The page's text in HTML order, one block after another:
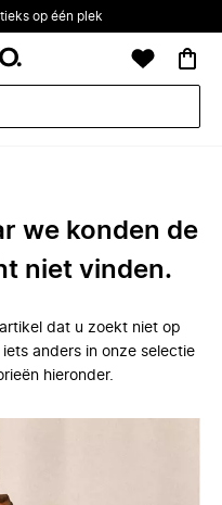
op één plek
we konden de
niet vinden.
dat u zoekt niet op
anders in onze selectie
hieronder.